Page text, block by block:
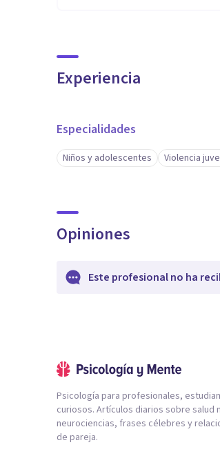
Experiencia
Especialidades
Niños y adolescentes Violencia
Opiniones
Este profesional no ha
Psicología para profesionales,
curiosos. Artículos diarios sobre salud
neurociencias, frases célebres y
de pareja.